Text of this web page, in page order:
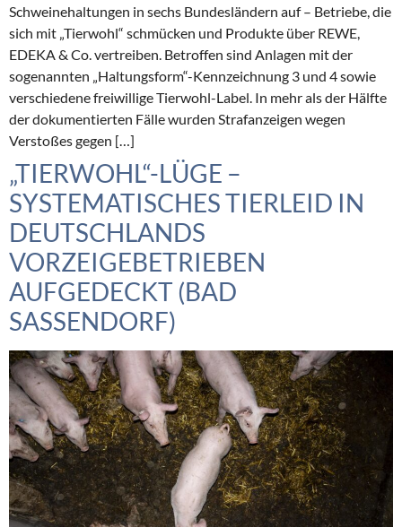
Schweinehaltungen in sechs Bundesländern auf – Betriebe, die
sich mit „Tierwohl“ schmücken und Produkte über REWE,
EDEKA & Co. vertreiben. Betroffen sind Anlagen mit der
sogenannten „Haltungsform“-Kennzeichnung 3 und 4 sowie
verschiedene freiwillige Tierwohl-Label. In mehr als der Hälfte
der dokumentierten Fälle wurden Strafanzeigen wegen
Verstoßes gegen […]
„TIERWOHL“-LÜGE –
SYSTEMATISCHES TIERLEID IN
DEUTSCHLANDS
VORZEIGEBETRIEBEN
AUFGEDECKT (BAD
SASSENDORF)